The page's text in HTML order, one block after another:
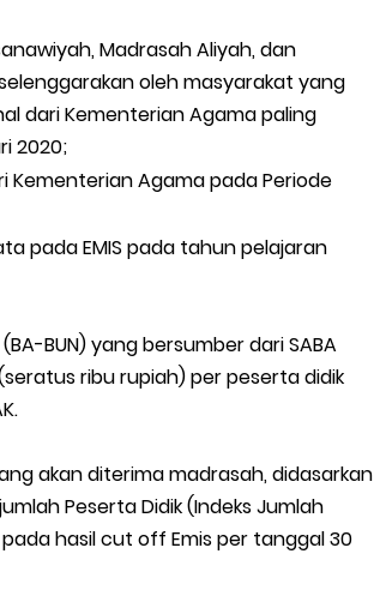
Madrasah Aliyah, dan
oleh masyarakat yang
dari Kementerian Agama paling
2020;
Kementerian Agama pada Periode
pada EMIS pada tahun pelajaran
BUN) yang bersumber dari SABA
ribu rupiah) per peserta didik
akan diterima madrasah, didasarkan
Peserta Didik (Indeks Jumlah
hasil cut off Emis per tanggal 30